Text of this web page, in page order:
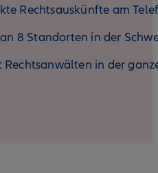
Rechtsauskünfte am
8 Standorten in der
in der